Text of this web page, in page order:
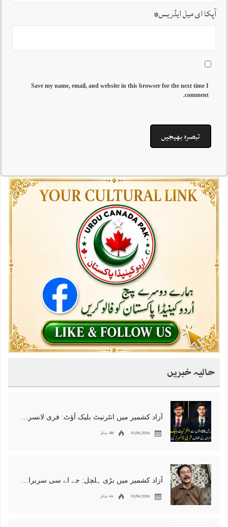
آپکا ای میل ایڈریس*
Save my name, email, and website in this browser for the next time I
comment.
حالیہ خبریں
آزاد کشمیر میں انٹرنیٹ بلیک آؤٹ: فری لانسرز کا معاشی قتل، احتجاج شروع
30/06/2026 88 مناظر
آزاد کشمیر میں بڑی ہلچل: جے اے سی سربراہ شوکت نواز میر کی گرفتاری، دھرنا جاری
30/06/2026 66 مناظر